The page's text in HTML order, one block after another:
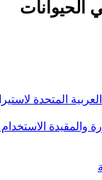
الحيوانات
المتحدة
والمقيدة